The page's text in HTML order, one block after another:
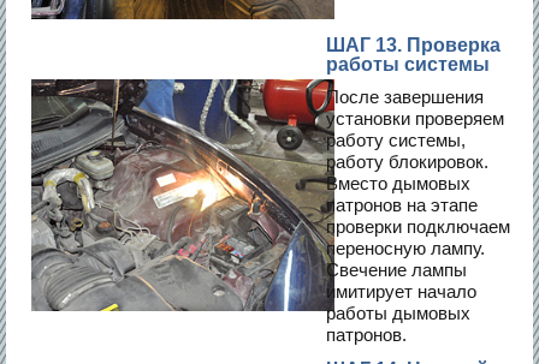
ШАГ 13. Проверка
работы системы
После завершения
установки проверяем
работу системы,
работу блокировок.
Вместо дымовых
патронов на этапе
проверки подключаем
переносную лампу.
Свечение лампы
имитирует начало
работы дымовых
патронов.